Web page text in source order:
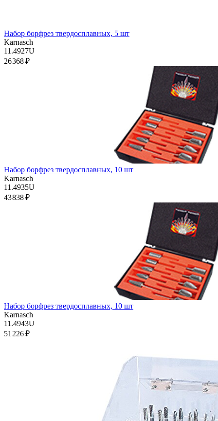
Набор борфрез твердосплавных, 5 шт
Karnasch
11.4927U
26 368 ₽
Набор борфрез твердосплавных, 10 шт
Karnasch
11.4935U
43 838 ₽
Набор борфрез твердосплавных, 10 шт
Karnasch
11.4943U
51 226 ₽